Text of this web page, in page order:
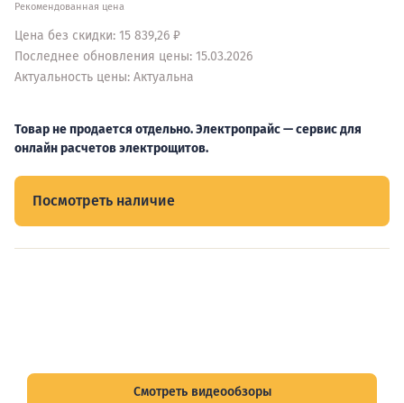
Рекомендованная цена
Цена без скидки: 15 839,26 ₽
Последнее обновления цены: 15.03.2026
Актуальность цены: Актуальна
Товар не продается отдельно. Электропрайс — сервис для
онлайн расчетов электрощитов.
Посмотреть наличие
Смотреть видеообзоры